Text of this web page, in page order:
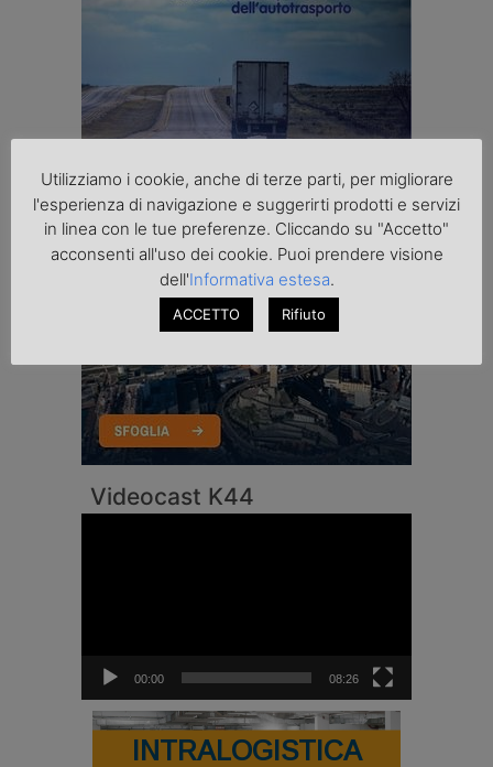
Videocast K44
00:00 08:26
INTRALOGISTICA
Utilizziamo i cookie, anche di terze parti, per migliorare
l'esperienza di navigazione e suggerirti prodotti e servizi
in linea con le tue preferenze. Cliccando su "Accetto"
acconsenti all'uso dei cookie. Puoi prendere visione
dell'Informativa estesa.
ACCETTO Rifiuto